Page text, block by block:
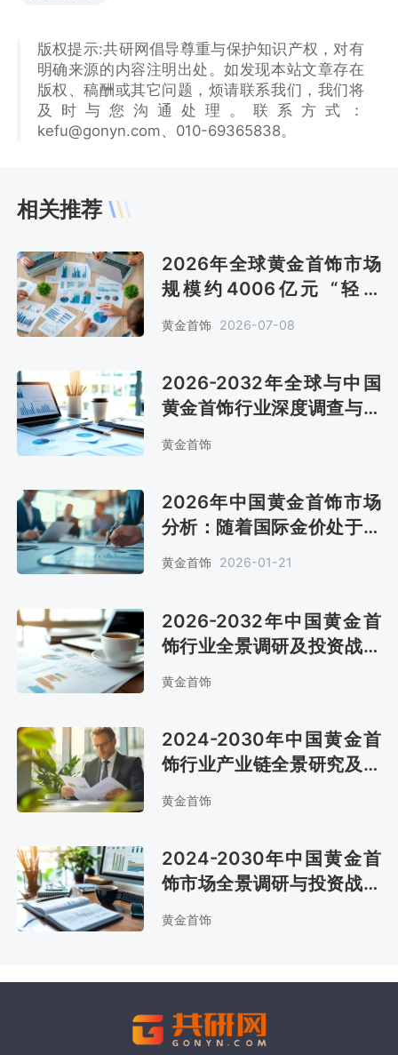
版权提示:共研网倡导尊重与保护知识产权，对有
明确来源的内容注明出处。如发现本站文章存在
版权、稿酬或其它问题，烦请联系我们，我们将
及时与您沟通处理。联系方式：
kefu@gonyn.com、010-69365838。
相关推荐
2026年全球黄金首饰市场
规模约4006亿元 “轻克
重、重设计”成为主流[图]
黄金首饰 2026-07-08
2026-2032年全球与中国
黄金首饰行业深度调查与投
资战略报告
黄金首饰
2026年中国黄金首饰市场
分析：随着国际金价处于高
位震荡，产品价格上涨[图]
黄金首饰 2026-01-21
2026-2032年中国黄金首
饰行业全景调研及投资战略
研究报告
黄金首饰
2024-2030年中国黄金首
饰行业产业链全景研究及市
场趋势预测报告
黄金首饰
2024-2030年中国黄金首
饰市场全景调研与投资战略
咨询报告
黄金首饰